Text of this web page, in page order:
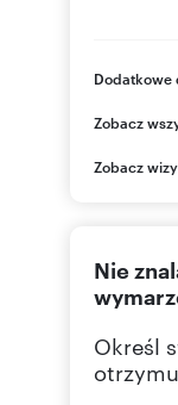
Dodatkowe
Warszawa
PL
Zobacz
Zobacz
Nie
Określ